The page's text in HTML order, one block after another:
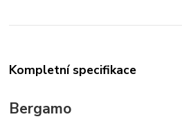
Kompletní specifikace
Bergamo